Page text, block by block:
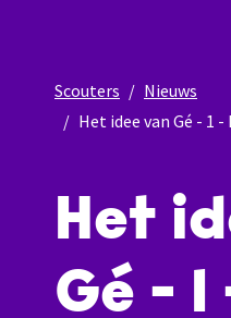
Scouters
Nieuws
Het idee van Gé - 1
Het
Gé - 1